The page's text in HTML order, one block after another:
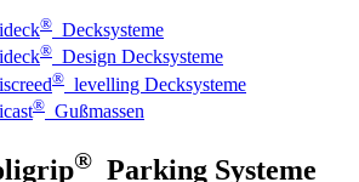
® Decksysteme
® Design Decksysteme
® levelling Decksysteme
® Gußmassen
® Parking Systeme